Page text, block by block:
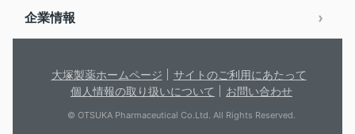
企業情報
大塚製薬ホームページ
サイトのご利用にあたって
個人情報の取り扱いについて
お問い合わせ
© OTSUKA Pharmaceutical Co.Ltd. All Rights Reserved.